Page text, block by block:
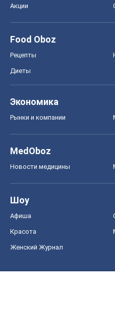
Акции
Food Oboz
Рецепты
Диеты
Экономика
Рынки и компании
MedOboz
Новости медицины
Шоу
Афиша
Красота
Женский Журнал